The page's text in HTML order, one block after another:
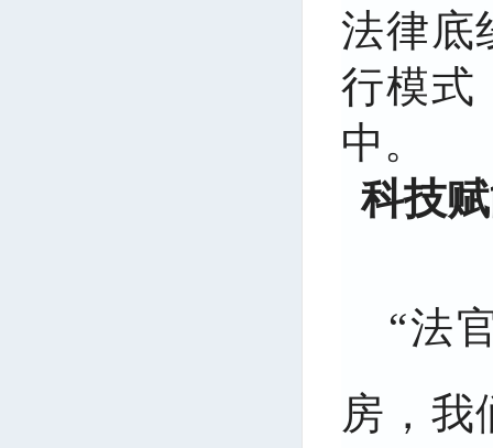
法律底
行模式
中。
科技
“法
房，我